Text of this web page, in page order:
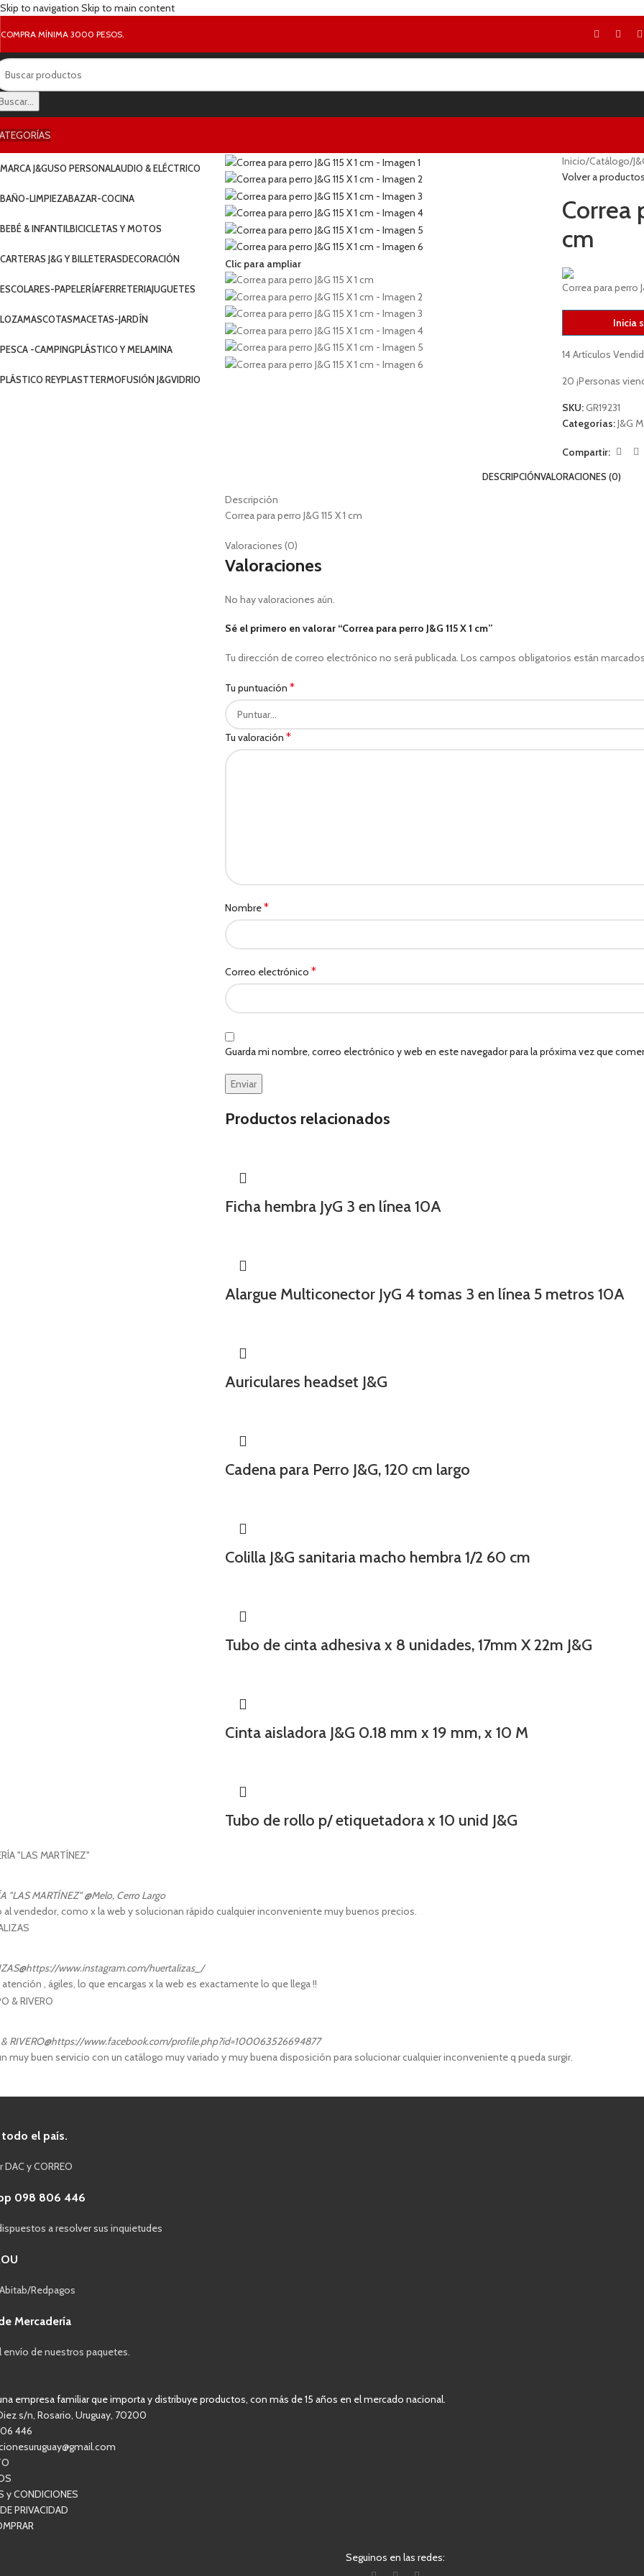
Skip to navigation Skip to main content
COMPRA MÍNIMA 3000 PESOS.
MARCA J&GUSO PERSONALAUDIO & ELÉCTRICO
BAÑO-LIMPIEZABAZAR-COCINA
BEBÉ & INFANTILBICICLETAS Y MOTOS
CARTERAS J&G Y BILLETERASDECORACIÓN
ESCOLARES-PAPELERÍAFERRETERIAJUGUETES
LOZAMASCOTASMACETAS-JARDÍN
PESCA -CAMPINGPLÁSTICO Y MELAMINA
PLÁSTICO REYPLASTTERMOFUSIÓN J&GVIDRIO
Clic para ampliar
Inicio/Catálogo/
Volver a
Correa
cm
Correa para perro
Inicia
14Artículos
20 ¡Personas
SKU:GR19231
Categorías:J&G
Compartir:
DESCRIPCIÓNVALORACIONES (0)
Descripción
Correa para perro J&G 115 X 1 cm
Valoraciones (0)
Valoraciones
No hay valoraciones aún.
Sé el primero en valorar “Correa para perro J&G 115 X 1 cm”
Tu dirección de correo electrónico no será publicada. Los campos obligatorios están
Tu puntuación *
Tu valoración *
Nombre*
Correo electrónico *
Guarda mi nombre, correo electrónico y web en este navegador para la próxima vez que
Productos relacionados
Ficha hembra JyG 3 en línea 10A
Alargue Multiconector JyG 4 tomas 3 en línea 5 metros 10A
Auriculares headset J&G
Cadena para Perro J&G, 120 cm largo
Colilla J&G sanitaria macho hembra 1/2 60 cm
Tubo de cinta adhesiva x 8 unidades, 17mm X 22m J&G
Cinta aisladora J&G 0.18 mm x 19 mm, x 10 M
Tubo de rollo p/ etiquetadora x 10 unid J&G
"LAS MARTÍNEZ"@Melo, Cerro Largo
al vendedor, como x la web y solucionan rápido cualquier inconveniente muy buenos precios.
@https://www.instagram.com/huertalizas_/
, ágiles, lo que encargas x la web es exactamente lo que llega !!
RIVERO@https://www.facebook.com/profile.php?id=100063526694877
muy buen servicio con un catálogo muy variado y muy buena disposición para solucionar cualquier inconveniente q pueda surgir.
todo el país.
y CORREO
098 806 446
a resolver sus inquietudes
Redpagos
Mercadería
envío de nuestros paquetes.
empresa familiar que importa y distribuye productos, con más de 15 años en el mercado nacional.
s/n, Rosario, Uruguay, 70200
446
y CONDICIONES
PRIVACIDAD
Seguinos en las redes: